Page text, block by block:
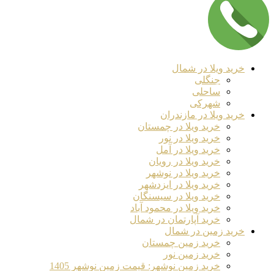
خرید ویلا در شمال
جنگلی
ساحلی
شهرکی
خرید ویلا در مازندران
خرید ویلا در چمستان
خرید ویلا در نور
خرید ویلا در آمل
خرید ویلا در رویان
خرید ویلا در نوشهر
خرید ویلا در ایزدشهر
خرید ویلا در سیسنگان
خرید ویلا در محمود آباد
خرید آپارتمان در شمال
خرید زمین در شمال
خرید زمین چمستان
خرید زمین نور
خرید زمین نوشهر: قیمت زمین نوشهر 1405